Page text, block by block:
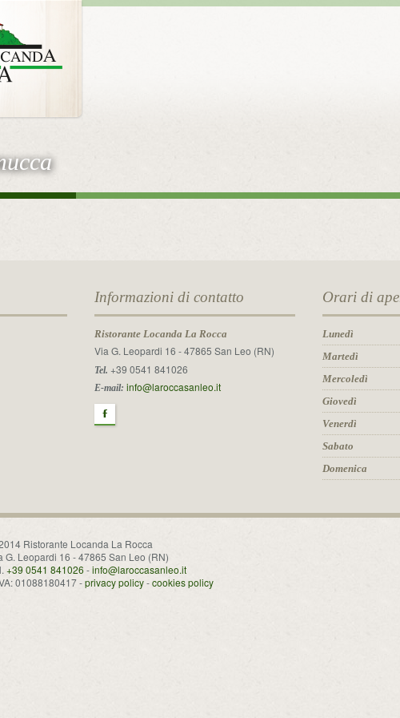
Informazioni di contatto
Ristorante Locanda La Rocca
Via G. Leopardi 16 - 47865 San Leo (RN)
Tel. +39 0541 841026
E-mail: info@laroccasanleo.it
F
Orari di
Lunedì
Martedì
Mercoledì
Giovedì
Venerdì
Sabato
Domenica
Ristorante Locanda La Rocca
G. Leopardi 16 - 47865 San Leo (RN)
+39 0541 841026 -info@laroccasanleo.it
01088180417 -privacy policy-cookies policy